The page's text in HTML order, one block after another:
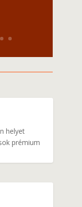
helyet
prémium